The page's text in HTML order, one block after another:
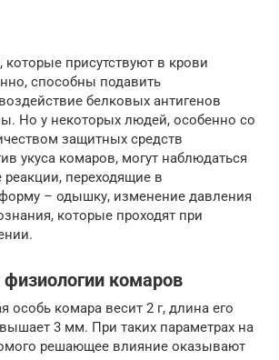
которые присутствуют в крови
способны подавить
белковых антигенов
Но у некоторых людей, особенно со
защитных средств
укуса комаров, могут наблюдаться
переходящие в
– одышку, изменение давления
которые проходят при
комаров
особь комара весит 2 г, длина его
3 мм. При таких параметрах на
решающее влияние оказывают